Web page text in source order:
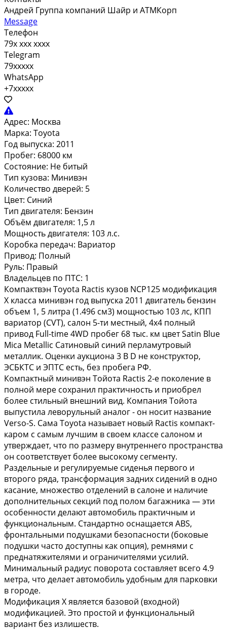
Андрей Группа компаний Шайр и АТМКорп
Message
Телефон
79x xxx xxxx
Telegram
79xxxxx
WhatsApp
+7xxxxx
Адрес: Москва
Марка: Toyota
Год выпуска: 2011
Пробег: 68000 км
Состояние: Не битый
Тип кузова: Минивэн
Количество дверей: 5
Цвет: Синий
Тип двигателя: Бензин
Объём двигателя: 1,5 л
Мощность двигателя: 103 л.с.
Коробка передач: Вариатор
Привод: Полный
Руль: Правый
Владельцев по ПТС: 1
Компактвэн Toyota Ractis кузов NCP125 модификация
X класса минивэн год выпуска 2011 двигатель бензин
объем 1, 5 литра (1.496 см3) мощностью 103 лс, КПП
вариатор (CVT), салон 5-ти местный, 4х4 полный
привод Full-time 4WD пробег 68 тыс. км цвет Satin Blue
Mica Metallic Сатиновый синий перламутровый
металлик. Оценки аукциона 3 B D не конструктор,
ЭСБКТС и ЭПТС есть, без пробега РФ.
Компактный минивэн Тойота Ractis 2-е поколение в
полной мере сохранил практичность и приобрел
более стильный внешний вид. Компания Тойота
выпустила леворульный аналог - он носит название
Verso-S. Сама Toyota называет новый Ractis компакт-
каром с самым лучшим в своем классе салоном и
утверждает, что по размеру внутреннего пространства
он соответствует более высокому сегменту.
Раздельные и регулируемые сиденья первого и
второго ряда, трансформация задних сидений в одно
касание, множество отделений в салоне и наличие
дополнительных секций под полом багажника — эти
особенности делают автомобиль практичным и
функциональным. Стандартно оснащается ABS,
фронтальными подушками безопасности (боковые
подушки часто доступны как опция), ремнями с
преднатяжителями и ограничителями усилий.
Минимальный радиус поворота составляет всего 4.9
метра, что делает автомобиль удобным для парковки
в городе.
Модификация X является базовой (входной)
модификацией. Это простой и функциональный
вариант без излишеств.